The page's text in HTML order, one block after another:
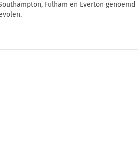
Fulham en Everton genoemd